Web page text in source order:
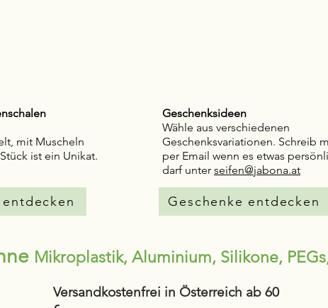
mit Muscheln
ist ein Unikat.
Geschenksideen
Wähle aus verschiedenen
Geschenksvariationen. Schreib
per Email wenn es etwas
darf unter seifen@jabona.at
Geschenke entdecken
Mikroplastik, Aluminium, Silikone,
Versandkostenfrei in Österreich ab 60